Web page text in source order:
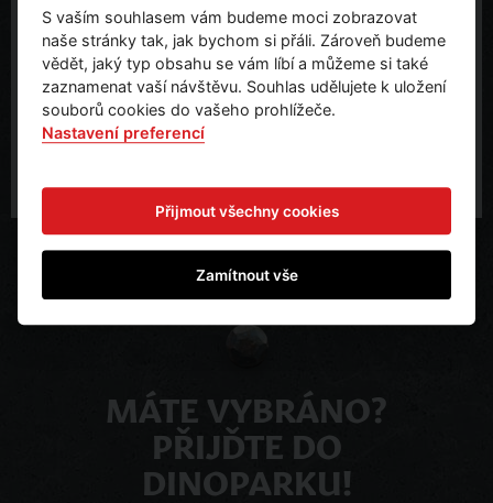
Teddies s. r. o.
U Dlouhoňovic 1494
564 01 Žamberk
office@teddies.cz
MÁTE VYBRÁNO?
PŘIJĎTE DO
DINOPARKU!
S vaším souhlasem vám budeme moci zobrazovat
naše stránky tak, jak bychom si přáli. Zároveň budeme
vědět, jaký typ obsahu se vám líbí a můžeme si také
zaznamenat vaší návštěvu. Souhlas udělujete k uložení
souborů cookies do vašeho prohlížeče.
Nastavení preferencí
Přijmout všechny cookies
Zamítnout vše